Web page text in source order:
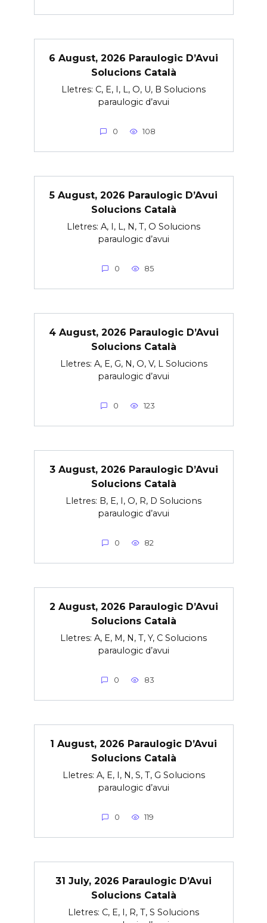
6 August, 2026 Paraulogic D’Avui
Solucions Català
Lletres: C, E, I, L, O, U, B Solucions
paraulogic d’avui
0 108
5 August, 2026 Paraulogic D’Avui
Solucions Català
Lletres: A, I, L, N, T, O Solucions
paraulogic d’avui
0 85
4 August, 2026 Paraulogic D’Avui
Solucions Català
Lletres: A, E, G, N, O, V, L Solucions
paraulogic d’avui
0 123
3 August, 2026 Paraulogic D’Avui
Solucions Català
Lletres: B, E, I, O, R, D Solucions
paraulogic d’avui
0 82
2 August, 2026 Paraulogic D’Avui
Solucions Català
Lletres: A, E, M, N, T, Y, C Solucions
paraulogic d’avui
0 83
1 August, 2026 Paraulogic D’Avui
Solucions Català
Lletres: A, E, I, N, S, T, G Solucions
paraulogic d’avui
0 119
31 July, 2026 Paraulogic D’Avui
Solucions Català
Lletres: C, E, I, R, T, S Solucions